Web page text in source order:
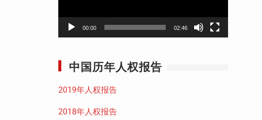
00:00 02:46
中国历年人权报告
2019年人权报告
2018年人权报告